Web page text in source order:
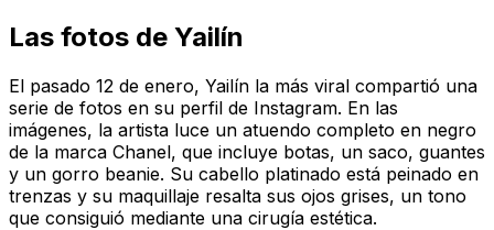
Las fotos de Yailín
El pasado 12 de enero, Yailín la más viral compartió una
serie de fotos en su perfil de Instagram. En las
imágenes, la artista luce un atuendo completo en negro
de la marca Chanel, que incluye botas, un saco, guantes
y un gorro beanie. Su cabello platinado está peinado en
trenzas y su maquillaje resalta sus ojos grises, un tono
que consiguió mediante una cirugía estética.